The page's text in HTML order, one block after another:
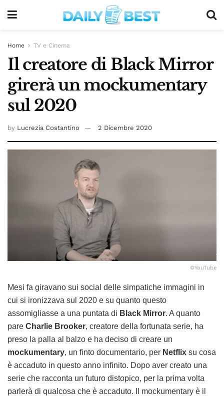
Home TV e Cinema
Il creatore di Black Mirror
girerà un mockumentary
sul 2020
by Lucrezia Costantino 2 Dicembre 2020
©YouTube
Mesi fa giravano sui social delle simpatiche immagini in
cui si ironizzava sul 2020 e su quanto questo
assomigliasse a una puntata di Black Mirror. A quanto
pare Charlie Brooker, creatore della fortunata serie, ha
preso la palla al balzo e ha deciso di creare un
mockumentary, un finto documentario, per Netflix su cosa
è accaduto in questo anno infinito. Dopo aver creato una
serie che racconta un futuro distopico, per la prima volta
parlerà di qualcosa che è accaduto. Il mockumentary è il